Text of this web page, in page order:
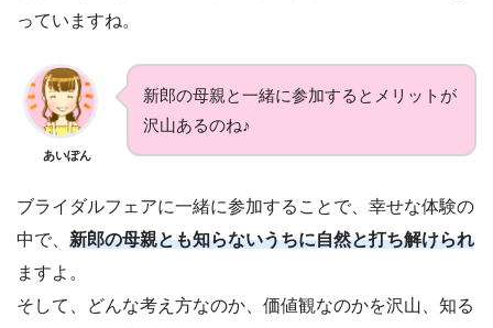
っていますね。
あいぽん
新郎の母親と一緒に参加するとメリットが
沢山あるのね♪
ブライダルフェアに一緒に参加することで、幸せな体験の
中で、 新郎の母親とも知らないうちに自然と打ち解けられ
ますよ。
そして、どんな考え方なのか、価値観なのかを沢山、知る